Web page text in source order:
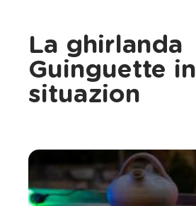
La ghirlanda
Guinguette in
situazion